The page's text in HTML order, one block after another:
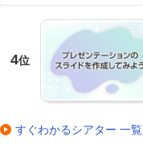
4位
すぐわかるシアター 一覧